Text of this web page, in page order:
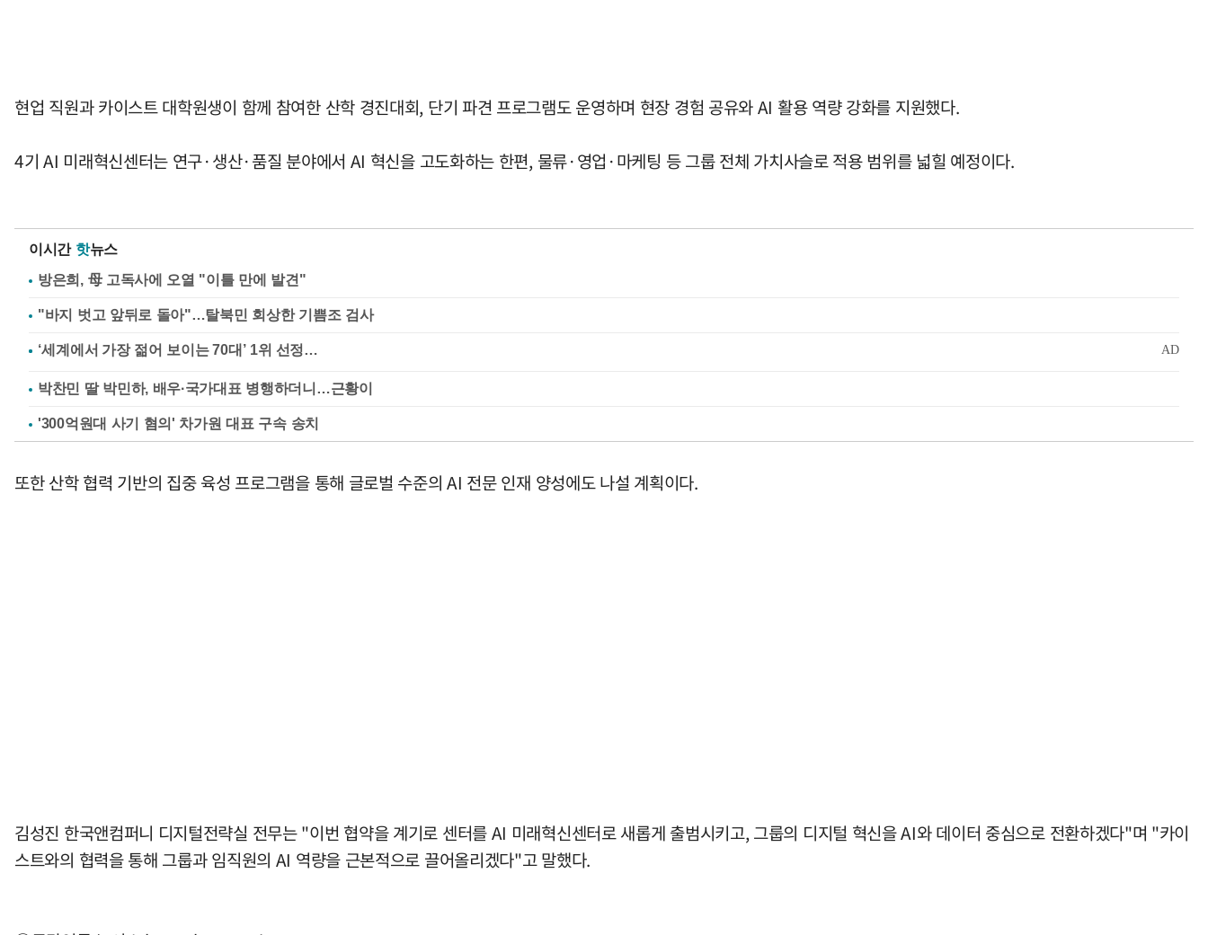
현업 직원과 카이스트 대학원생이 함께 참여한 산학 경진대회, 단기 파견 프로그램도 운영하며 현장 경험 공유와 AI 활용 역량 강화를 지원했다.
4기 AI 미래혁신센터는 연구·생산·품질 분야에서 AI 혁신을 고도화하는 한편, 물류·영업·마케팅 등 그룹 전체 가치사슬로 적용 범위를 넓힐 예정이다.
이시간 핫뉴스
방은희, 母 고독사에 오열 "이틀 만에 발견"
"바지 벗고 앞뒤로 돌아"…탈북민 회상한 기쁨조 검사
박찬민 딸 박민하, 배우·국가대표 병행하더니…근황이
'300억원대 사기 혐의' 차가원 대표 구속 송치
또한 산학 협력 기반의 집중 육성 프로그램을 통해 글로벌 수준의 AI 전문 인재 양성에도 나설 계획이다.
김성진 한국앤컴퍼니 디지털전략실 전무는 "이번 협약을 계기로 센터를 AI 미래혁신센터로 새롭게 출범시키고, 그룹의 디지털 혁신을 AI와 데이터 중심으로 전환하겠다"며 "카이
스트와의 협력을 통해 그룹과 임직원의 AI 역량을 근본적으로 끌어올리겠다"고 말했다.